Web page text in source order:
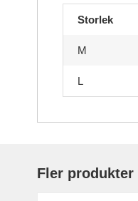
Storlek
M
L
Fler produkter